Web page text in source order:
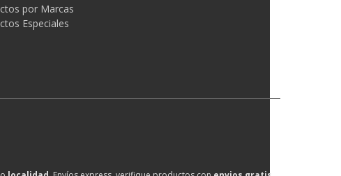
por Marcas
Especiales